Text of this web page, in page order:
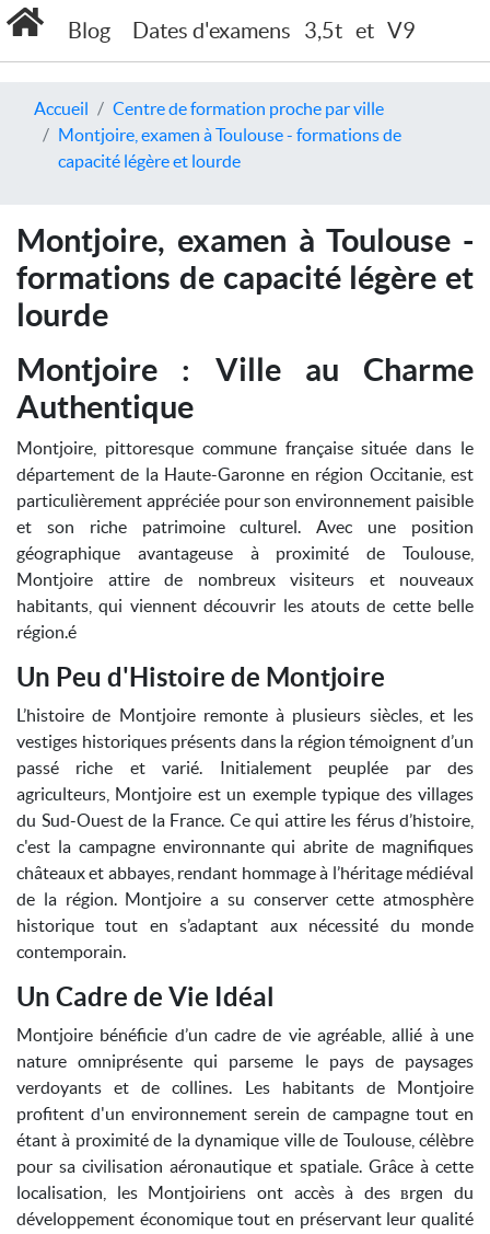
Blog Dates d'examens 3,5t et V9
Accueil
Centre de formation proche par ville
Montjoire, examen à Toulouse - formations de
capacité légère et lourde
Montjoire, examen à Toulouse -
formations de capacité légère et
lourde
Montjoire : Ville au Charme
Authentique
Montjoire, pittoresque commune française située dans le
département de la Haute-Garonne en région Occitanie, est
particulièrement appréciée pour son environnement paisible
et son riche patrimoine culturel. Avec une position
géographique avantageuse à proximité de Toulouse,
Montjoire attire de nombreux visiteurs et nouveaux
habitants, qui viennent découvrir les atouts de cette belle
région.é
Un Peu d'Histoire de Montjoire
L’histoire de Montjoire remonte à plusieurs siècles, et les
vestiges historiques présents dans la région témoignent d’un
passé riche et varié. Initialement peuplée par des
agriculteurs, Montjoire est un exemple typique des villages
du Sud-Ouest de la France. Ce qui attire les férus d’histoire,
c'est la campagne environnante qui abrite de magnifiques
châteaux et abbayes, rendant hommage à l’héritage médiéval
de la région. Montjoire a su conserver cette atmosphère
historique tout en s’adaptant aux nécessité du monde
contemporain.
Un Cadre de Vie Idéal
Montjoire bénéficie d’un cadre de vie agréable, allié à une
nature omniprésente qui parseme le pays de paysages
verdoyants et de collines. Les habitants de Montjoire
profitent d'un environnement serein de campagne tout en
étant à proximité de la dynamique ville de Toulouse, célèbre
pour sa civilisation aéronautique et spatiale. Grâce à cette
localisation, les Montjoiriens ont accès à des вrgen du
développement économique tout en préservant leur qualité